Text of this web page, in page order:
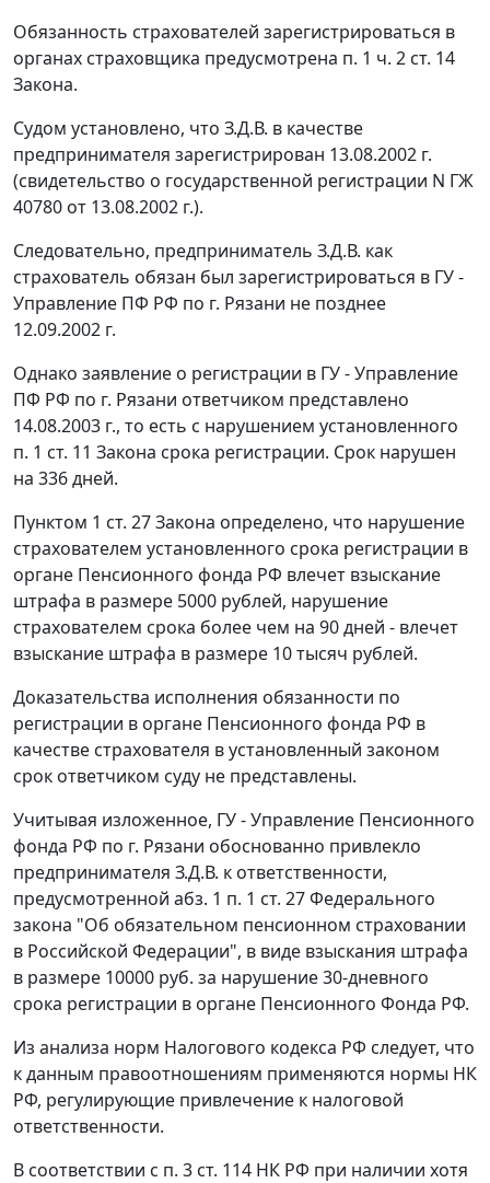
Обязанность страхователей зарегистрироваться в
органах страховщика предусмотрена п. 1 ч. 2 ст. 14
Закона.
Судом установлено, что З.Д.В. в качестве
предпринимателя зарегистрирован 13.08.2002 г.
(свидетельство о государственной регистрации N ГЖ
40780 от 13.08.2002 г.).
Следовательно, предприниматель З.Д.В. как
страхователь обязан был зарегистрироваться в ГУ -
Управление ПФ РФ по г. Рязани не позднее
12.09.2002 г.
Однако заявление о регистрации в ГУ - Управление
ПФ РФ по г. Рязани ответчиком представлено
14.08.2003 г., то есть с нарушением установленного
п. 1 ст. 11 Закона срока регистрации. Срок нарушен
на 336 дней.
Пунктом 1 ст. 27Закона определено, что нарушение
страхователем установленного срока регистрации в
органе Пенсионного фонда РФ влечет взыскание
штрафа в размере 5000 рублей, нарушение
страхователем срока более чем на 90 дней - влечет
взыскание штрафа в размере 10 тысяч рублей.
Доказательства исполнения обязанности по
регистрации в органе Пенсионного фонда РФ в
качестве страхователя в установленный законом
срок ответчиком суду не представлены.
Учитывая изложенное, ГУ - Управление Пенсионного
фонда РФ по г. Рязани обоснованно привлекло
предпринимателя З.Д.В. к ответственности,
предусмотренной абз. 1 п. 1 ст. 27Федерального
закона "Об обязательном пенсионном страховании
в Российской Федерации", в виде взыскания штрафа
в размере 10000 руб. за нарушение 30-дневного
срока регистрации в органе Пенсионного Фонда РФ.
Из анализа норм Налогового кодекса РФ следует, что
к данным правоотношениям применяются нормы НК
РФ, регулирующие привлечение к налоговой
ответственности.
В соответствии с п. 3 ст. 114 НК РФ при наличии хотя